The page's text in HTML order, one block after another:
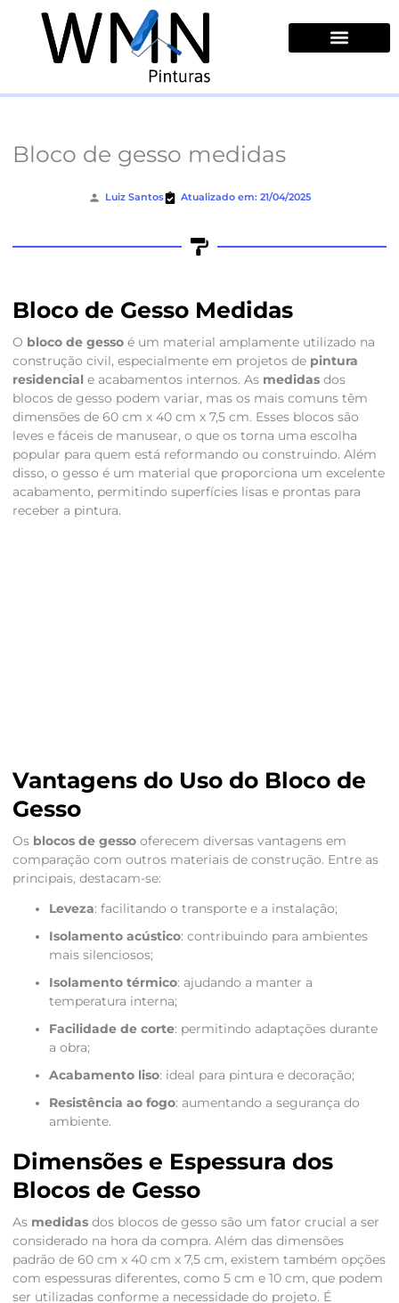
conteúdo
Bloco de gesso medidas
Luiz Santos Atualizado em: 21/04/2025
Bloco de Gesso Medidas
O bloco de gessoé um material amplamente utilizado na
construção civil, especialmente em projetos de pintura
residencial e acabamentos internos. As medidasdos
blocos de gesso podem variar, mas os mais comuns têm
dimensões de 60 cm x 40 cm x 7,5 cm. Esses blocos são
leves e fáceis de manusear, o que os torna uma escolha
popular para quem está reformando ou construindo. Além
disso, o gesso é um material que proporciona um excelente
acabamento, permitindo superfícies lisas e prontas para
receber a pintura.
Vantagens do Uso do Bloco de
Gesso
Os blocos de gessooferecem diversas vantagens em
comparação com outros materiais de construção. Entre as
principais, destacam-se:
Leveza: facilitando o transporte e a instalação;
Isolamento acústico: contribuindo para ambientes
mais silenciosos;
Isolamento térmico: ajudando a manter a
temperatura interna;
Facilidade de corte: permitindo adaptações durante
a obra;
Acabamento liso: ideal para pintura e decoração;
Resistência ao fogo: aumentando a segurança do
ambiente.
Dimensões e Espessura dos
Blocos de Gesso
As medidasdos blocos de gesso são um fator crucial a ser
considerado na hora da compra. Além das dimensões
padrão de 60 cm x 40 cm x 7,5 cm, existem também opções
com espessuras diferentes, como 5 cm e 10 cm, que podem
ser utilizadas conforme a necessidade do projeto. É